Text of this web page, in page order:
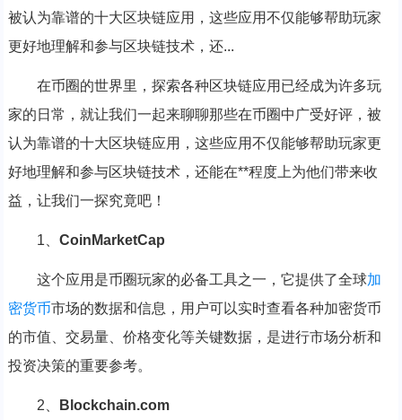
被认为靠谱的十大区块链应用，这些应用不仅能够帮助玩家
更好地理解和参与区块链技术，还...
在币圈的世界里，探索各种区块链应用已经成为许多玩
家的日常，就让我们一起来聊聊那些在币圈中广受好评，被
认为靠谱的十大区块链应用，这些应用不仅能够帮助玩家更
好地理解和参与区块链技术，还能在**程度上为他们带来收
益，让我们一探究竟吧！
1、 CoinMarketCap
这个应用是币圈玩家的必备工具之一，它提供了全球加
密货币市场的数据和信息，用户可以实时查看各种加密货币
的市值、交易量、价格变化等关键数据，是进行市场分析和
投资决策的重要参考。
2、 Blockchain.com